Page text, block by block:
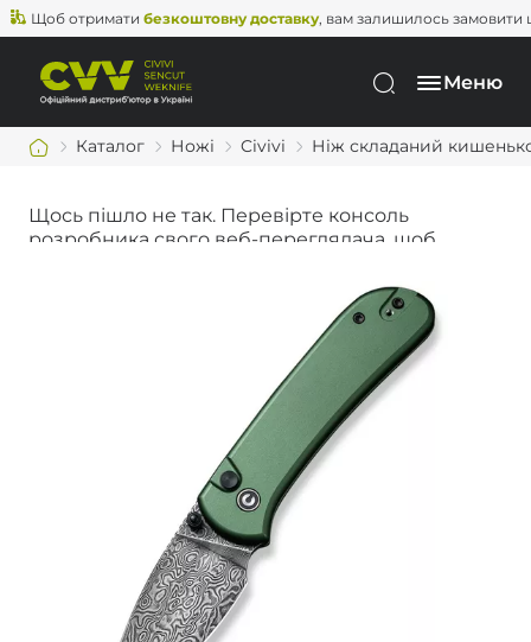
отриматибезкоштовну доставку, вам залишилось замовити ще
Меню
Каталог Ножі Civivi Ніж складаний
Щось пішло не так. Перевірте консоль
розробника свого веб-переглядача, щоб